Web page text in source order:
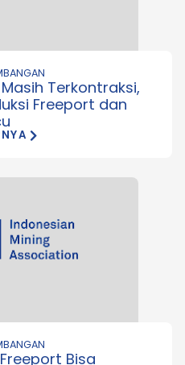
Terkontraksi,
Freeport dan
Bisa